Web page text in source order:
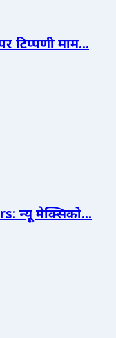
टिप्पणी माम...
न्यू मेक्सिको...